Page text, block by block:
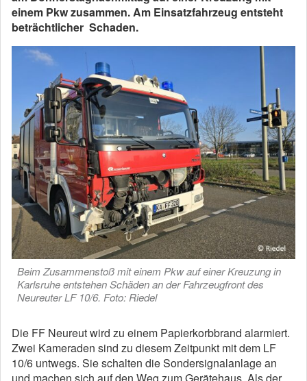
einem Pkw zusammen. Am Einsatzfahrzeug entsteht
beträchtlicher Schaden.
Beim Zusammenstoß mit einem Pkw auf einer Kreuzung in
Karlsruhe entstehen Schäden an der Fahrzeugfront des
Neureuter LF 10/6. Foto: Riedel
Die FF Neureut wird zu einem Papierkorbbrand alarmiert.
Zwei Kameraden sind zu diesem Zeitpunkt mit dem LF
10/6 untwegs. Sie schalten die Sondersignalanlage an